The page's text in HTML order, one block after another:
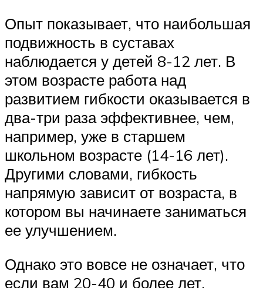
Опыт показывает, что наибольшая
подвижность в суставах
наблюдается у детей 8-12 лет. В
этом возрасте работа над
развитием гибкости оказывается в
два-три раза эффективнее, чем,
например, уже в старшем
школьном возрасте (14-16 лет).
Другими словами, гибкость
напрямую зависит от возраста, в
котором вы начинаете заниматься
ее улучшением.
Однако это вовсе не означает, что
если вам 20-40 и более лет,